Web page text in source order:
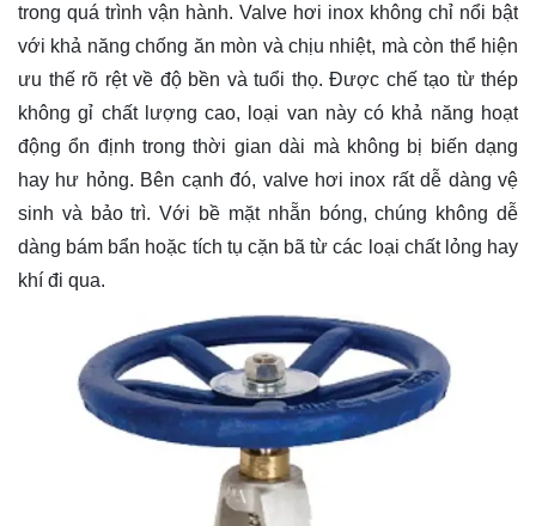
trong quá trình vận hành. Valve hơi inox không chỉ nổi bật
với khả năng chống ăn mòn và chịu nhiệt, mà còn thể hiện
ưu thế rõ rệt về độ bền và tuổi thọ. Được chế tạo từ thép
không gỉ chất lượng cao, loại van này có khả năng hoạt
động ổn định trong thời gian dài mà không bị biến dạng
hay hư hỏng. Bên cạnh đó, valve hơi inox rất dễ dàng vệ
sinh và bảo trì. Với bề mặt nhẵn bóng, chúng không dễ
dàng bám bẩn hoặc tích tụ cặn bã từ các loại chất lỏng hay
khí đi qua.